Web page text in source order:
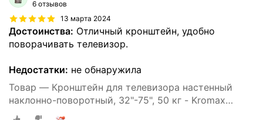
6 отзывов
13 марта 2024
Достоинства: Отличный кронштейн, удобно
поворачивать телевизор.
Недостатки: не обнаружила
Товар — Кронштейн для телевизора настенный
наклонно-поворотный, 32"-75", 50 кг - Kromax
ATLANTIS-80